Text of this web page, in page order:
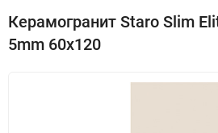
Керамогранит Staro Slim
5mm 60x120